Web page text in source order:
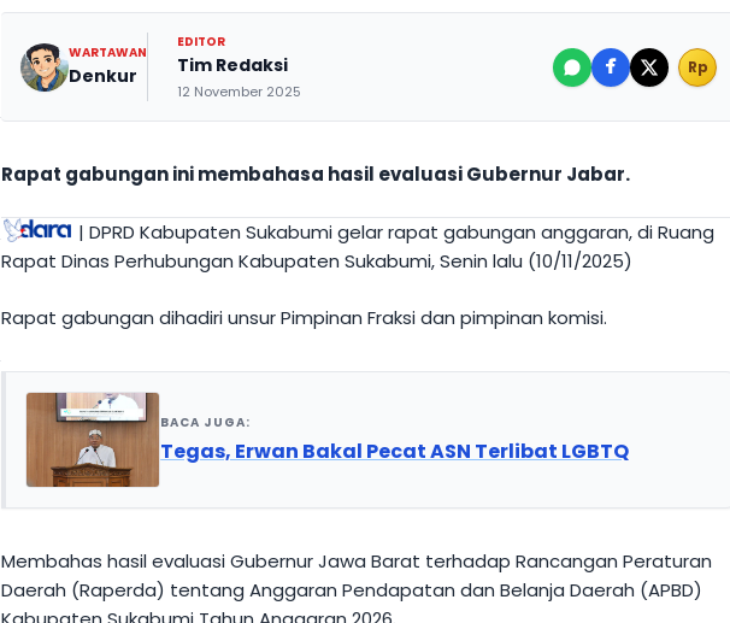
WARTAWAN
Denkur
EDITOR
Tim Redaksi
12 November 2025
Rp
Rapat gabungan ini membahasa hasil evaluasi Gubernur Jabar.
| DPRD Kabupaten Sukabumi gelar rapat gabungan anggaran, di Ruang
Rapat Dinas Perhubungan Kabupaten Sukabumi, Senin lalu (10/11/2025)
Rapat gabungan dihadiri unsur Pimpinan Fraksi dan pimpinan komisi.
BACA JUGA:
Tegas, Erwan Bakal Pecat ASN Terlibat LGBTQ
Membahas hasil evaluasi Gubernur Jawa Barat terhadap Rancangan Peraturan
Daerah (Raperda) tentang Anggaran Pendapatan dan Belanja Daerah (APBD)